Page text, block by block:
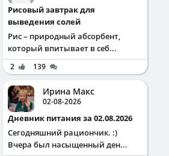
Рисовый завтрак для
выведения солей
Рис – природный абсорбент,
который впитывает в себ...
2 139
Ирина Макс
02-08-2026
Дневник питания за 02.08.2026
Сегодняшний рациончик. :)
Вчера был насыщенный ден...